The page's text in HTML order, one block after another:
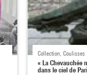
Collection, Coulisses
« La Chevauchée
dans le ciel de